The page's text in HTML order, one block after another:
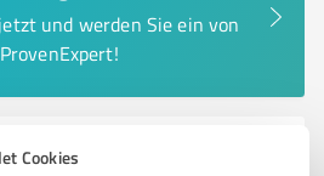
Cookies
und werden Sie ein von